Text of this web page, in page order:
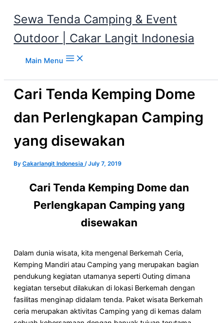
Sewa Tenda Camping & Event
Outdoor | Cakar Langit Indonesia
Main Menu
Cari Tenda Kemping Dome
dan Perlengkapan Camping
yang disewakan
By Cakarlangit Indonesia /July 7, 2019
Cari Tenda Kemping Dome dan
Perlengkapan Camping yang
disewakan
Dalam dunia wisata, kita mengenal Berkemah Ceria,
Kemping Mandiri atau Camping yang merupakan bagian
pendukung kegiatan utamanya seperti Outing dimana
kegiatan tersebut dilakukan di lokasi Berkemah dengan
fasilitas menginap didalam tenda. Paket wisata Berkemah
ceria merupakan aktivitas Camping yang di kemas dalam